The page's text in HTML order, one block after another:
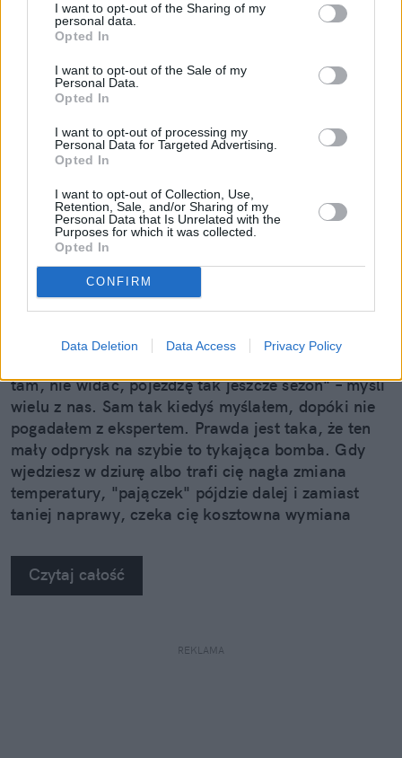
I want to opt-out of the Sharing of my
personal data.
Opted In
I want to opt-out of the Sale of my
Personal Data.
Opted In
I want to opt-out of processing my
Personal Data for Targeted Advertising.
Opted In
I want to opt-out of Collection, Use,
Retention, Sale, and/or Sharing of my
Personal Data that Is Unrelated with the
Purposes for which it was collected.
Opted In
CONFIRM
Data Deletion Data Access Privacy Policy
Mały odprysk to wielki problem.
Pojechałem sprawdzić, jak w 30 minut
tam, nie widać, pojeżdżę tak jeszcze sezon" – myśli
wielu z nas. Sam tak kiedyś myślałem, dopóki nie
pogadałem z ekspertem. Prawda jest taka, że ten
mały odprysk na szybie to tykająca bomba. Gdy
wjedziesz w dziurę albo trafi cię nagła zmiana
temperatury, "pajączek" pójdzie dalej i zamiast
taniej naprawy, czeka cię kosztowna wymiana
na własne oczy zobaczyć, jak profesjonaliści radzą
sobie z takimi uszkodzeniami.
Czytaj całość
REKLAMA